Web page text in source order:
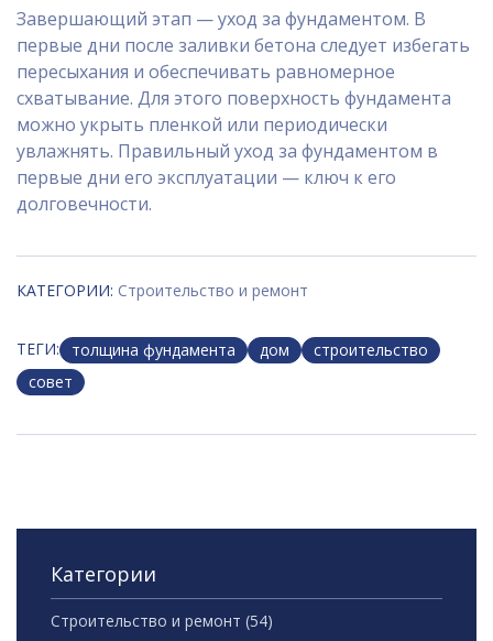
Завершающий этап — уход за фундаментом. В
первые дни после заливки бетона следует избегать
пересыхания и обеспечивать равномерное
схватывание. Для этого поверхность фундамента
можно укрыть пленкой или периодически
увлажнять. Правильный уход за фундаментом в
первые дни его эксплуатации — ключ к его
долговечности.
КАТЕГОРИИ: Строительство и ремонт
ТЕГИ: толщина фундамента дом
строительство
совет
Категории
Строительство и ремонт (54)